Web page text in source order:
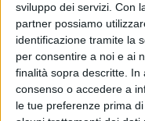
sviluppo dei servizi. Con
partner possiamo
identificazione tramite la
per consentire a noi e ai
finalità sopra descritte.
consenso o accedere a
le tue preferenze prima di
Sfera Ebbasta:
Il Trap King ha già
Stadio San Siro di
andato sold out in
di Mara Bizzoco